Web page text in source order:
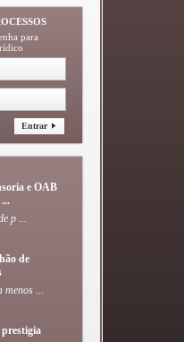
para
Entrar
e OAB
p ...
de
menos ...